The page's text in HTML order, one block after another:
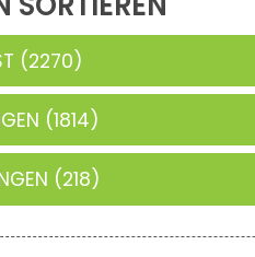
(2270)
(1814)
(218)